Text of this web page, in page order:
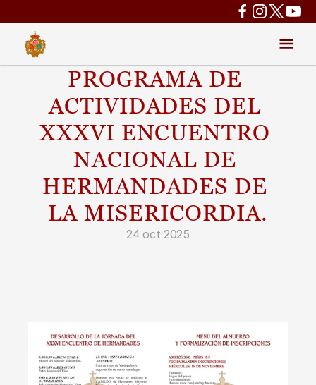
PROGRAMA DE
ACTIVIDADES DEL
XXXVI ENCUENTRO
NACIONAL DE
HERMANDADES DE
LA MISERICORDIA.
24 oct 2025